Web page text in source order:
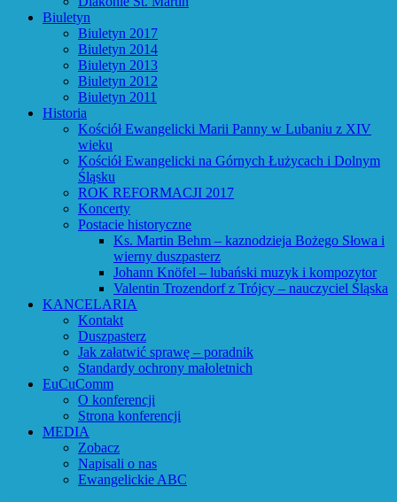
Biuletyn
Biuletyn 2017
Biuletyn 2014
Biuletyn 2013
Biuletyn 2012
Biuletyn 2011
Historia
Kościół Ewangelicki Marii Panny w Lubaniu z XIV
wieku
Kościół Ewangelicki na Górnych Łużycach i Dolnym
Śląsku
ROK REFORMACJI 2017
Koncerty
Postacie historyczne
Ks. Martin Behm – kaznodzieja Bożego Słowa i
wierny duszpasterz
Johann Knöfel – lubański muzyk i kompozytor
Valentin Trozendorf z Trójcy – nauczyciel Śląska
KANCELARIA
Kontakt
Duszpasterz
Jak załatwić sprawę – poradnik
Standardy ochrony małoletnich
EuCuComm
O konferencji
Strona konferencji
MEDIA
Zobacz
Napisali o nas
Ewangelickie ABC